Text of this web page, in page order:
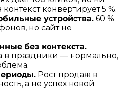
конвертирует 5 %.
устройства. 60 %
но сайт не
без контекста.
в праздники — нормально,
Рост продаж в
а не успех новой